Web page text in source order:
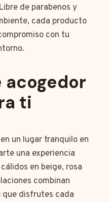
de parabenos y
cada producto
con tu
acogedor
ti
un lugar tranquilo en
una experiencia
en beige, rosa
combinan
que disfrutes cada